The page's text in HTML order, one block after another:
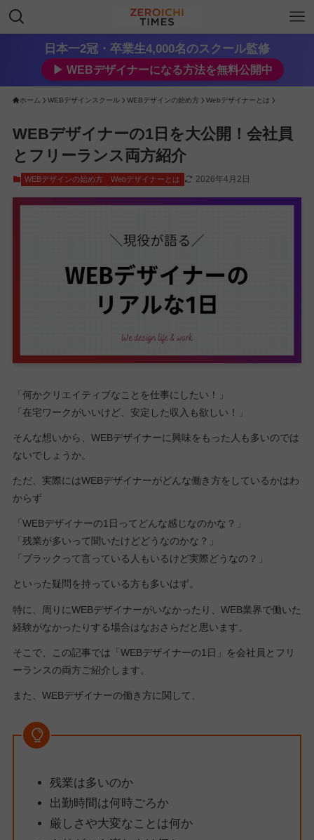
日本一2冠・卒業生4,000名のスクール監修
▶︎ WEBデザイナーになる方法を無料公開中
ホーム WEBデザインスクール WEBデザインの始め方 Webデザイナーとは
WEBデザイナーの1日を大公開！会社員
とフリーランス両方紹介
WEBデザインの始め方 Webデザイナーとは 2026年4月2日
「何かクリエイティブなことを仕事にしたい！」
「在宅ワークがいいけど、安定した収入も欲しい！」
そんな想いから、WEBデザイナーに興味をもった人も多いのでは
ないでしょうか。
ただ、実際にはWEBデザイナーがどんな働き方をしているかはわ
からず
「WEBデザイナーの1日ってどんな感じなのかな？」
「残業が多いって聞いたけどどうなのかな？」
「ブラックって言っている人もいるけど実際どうなの？」
といった疑問を持っている方も多いはず。
特に、周りにWEBデザイナーがいなかったり、WEB業界で働いた
経験がなかったりする場合はなおさらだと思います。
そこで、この記事では「WEBデザイナーの1日」を会社員とフリ
ーランスの両方ご紹介します。
また、WEBデザイナーの働き方に関して、
残業は多いのか
出勤時間は何時ごろか
厳しさや大変なことは何か